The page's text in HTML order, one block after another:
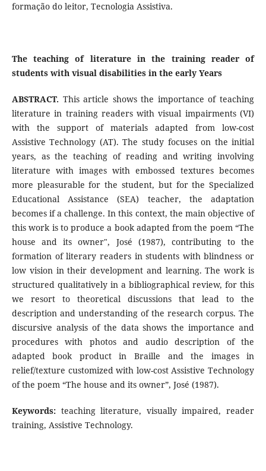
formação do leitor, Tecnologia Assistiva.
The teaching of literature in the training reader of
students with visual disabilities in the early Years
ABSTRACT. This article shows the importance of teaching
literature in training readers with visual impairments (VI)
with the support of materials adapted from low-cost
Assistive Technology (AT). The study focuses on the initial
years, as the teaching of reading and writing involving
literature with images with embossed textures becomes
more pleasurable for the student, but for the Specialized
Educational Assistance (SEA) teacher, the adaptation
becomes if a challenge. In this context, the main objective of
this work is to produce a book adapted from the poem “The
house and its owner", José (1987), contributing to the
formation of literary readers in students with blindness or
low vision in their development and learning. The work is
structured qualitatively in a bibliographical review, for this
we resort to theoretical discussions that lead to the
description and understanding of the research corpus. The
discursive analysis of the data shows the importance and
procedures with photos and audio description of the
adapted book product in Braille and the images in
relief/texture customized with low-cost Assistive Technology
of the poem “The house and its owner”, José (1987).
Keywords:teaching literature, visually impaired, reader
training, Assistive Technology.